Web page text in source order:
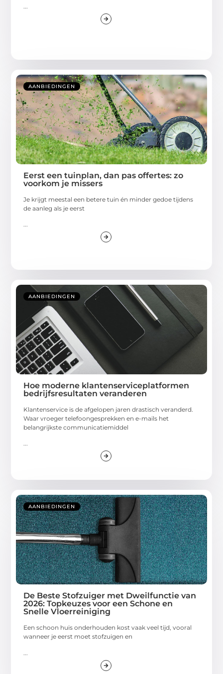
AANBIEDINGEN
Eerst een tuinplan, dan pas offertes: zo
voorkom je missers
Je krijgt meestal een betere tuin én minder gedoe tijdens
de aanleg als je eerst
AANBIEDINGEN
Hoe moderne klantenserviceplatformen
bedrijfsresultaten veranderen
Klantenservice is de afgelopen jaren drastisch veranderd.
Waar vroeger telefoongesprekken en e-mails het
belangrijkste communicatiemiddel
...
AANBIEDINGEN
De Beste Stofzuiger met Dweilfunctie van
2026: Topkeuzes voor een Schone en
Snelle Vloerreiniging
Een schoon huis onderhouden kost vaak veel tijd, vooral
wanneer je eerst moet stofzuigen en